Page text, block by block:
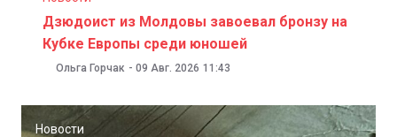
Дзюдоист из Молдовы завоевал бронзу на
Кубке Европы среди юношей
Ольга Горчак - 09 Авг. 2026 11:43
Новости